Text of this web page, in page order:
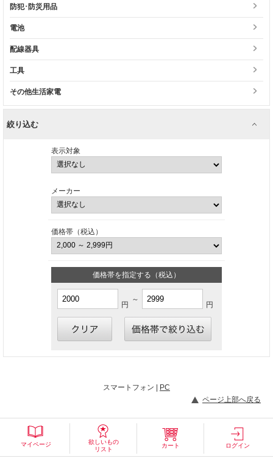
防犯･防災用品
電池
配線器具
工具
その他生活家電
絞り込む
表示対象
メーカー
価格帯（税込）
価格帯を指定する（税込）
円
～
円
スマートフォン | PC
ページ上部へ戻る
マイページ
欲しいもの
リスト
カート ログイン